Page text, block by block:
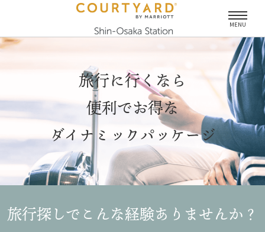
MENU
旅行に行くなら
便利でお得な
ダイナミックパッケージ
旅行探しでこんな経験ありませんか？